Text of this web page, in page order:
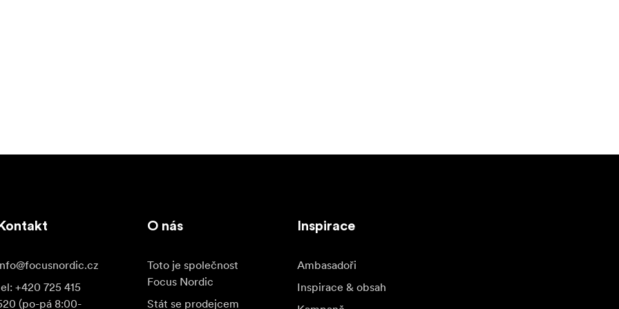
+420 725 415
(po-pá 8:00-
O nás
Toto je společnost
Focus Nordic
Stát se prodejcem
Inspirace
Ambasadoři
Inspirace & obsah